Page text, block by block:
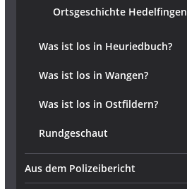
Ortsgeschichte Hedelfingen
Was ist los in Heuriedbuch?
Was ist los in Wangen?
Was ist los in Ostfildern?
Rundgeschaut
Aus dem Polizeibericht